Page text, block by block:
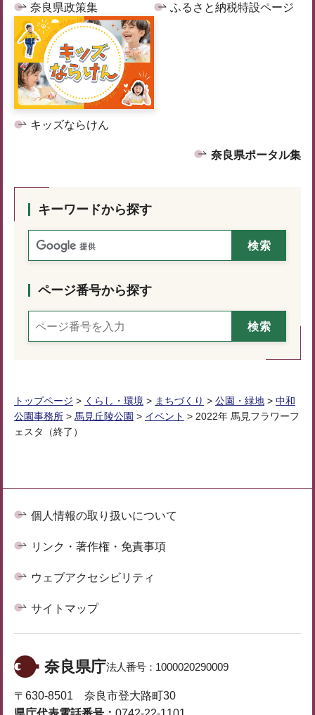
奈良県政策集 ふるさと納税特設ページ
キッズならけん
奈良県ポータル集
キーワードから探す
ページ番号から探す
トップページ > くらし・環境 > まちづくり > 公園・緑地 > 中和
公園事務所 > 馬見丘陵公園 > イベント > 2022年 馬見フラワーフ
ェスタ（終了）
個人情報の取り扱いについて
リンク・著作権・免責事項
ウェブアクセシビリティ
サイトマップ
奈良県庁法人番号： 1000020290009
〒630-8501 奈良市登大路町30